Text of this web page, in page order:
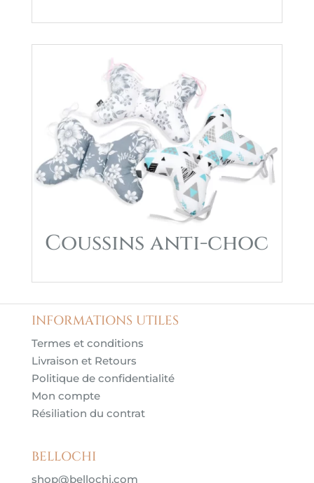
Coussins anti-choc
INFORMATIONS UTILES
Termes et conditions
Livraison et Retours
Politique de confidentialité
Mon compte
Résiliation du contrat
BELLOCHI
shop@bellochi.com